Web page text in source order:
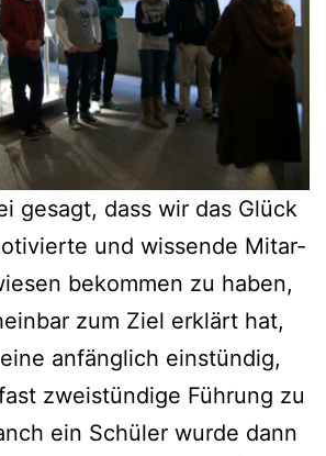
gesagt, dass wir das Glück
und wis­sen­de Mit­ar­
bekom­men zu haben,
zum Ziel erklärt hat,
anfäng­lich ein­stün­dig,
zwei­stün­di­ge Füh­rung zu
ein Schü­ler wur­de dann